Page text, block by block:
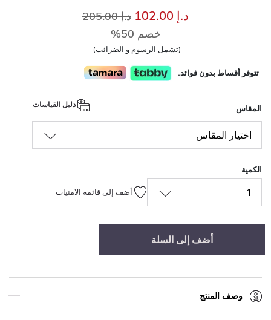
د.إ 102.00 سعر مخفض مند.إ 205.00
خصم 50%
(تشمل الرسوم و الضرائب)
تتوفر أقساط بدون فوائد.
المقاس
اختيار المقاس
الكمية
1 أضف إلى قائمة الامنيات
أضف إلى السلة
وصف المنتج